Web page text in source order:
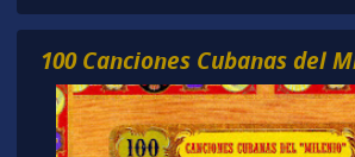
100 Canciones Cubanas del